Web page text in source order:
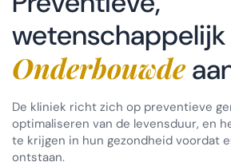
wetenschappelijk
Onderbouwde
De kliniek richt zich op preventieve
optimaliseren van de levensduur, en
te krijgen in hun gezondheid voordat
ontstaan.